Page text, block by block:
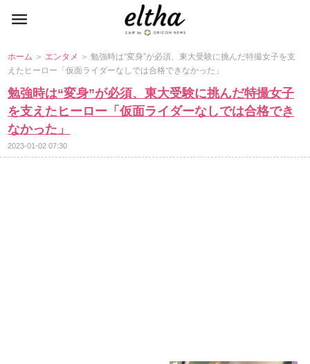
ホーム ＞ エンタメ ＞ 勉強時は“変身”が必須、東大受験に挑んだ特撮女子を支
えたヒーロー「仮面ライダーなしでは合格できなかった」
勉強時は“変身”が必須、東大受験に挑んだ特撮女子
を支えたヒーロー「仮面ライダーなしでは合格でき
なかった」
2023-01-02 07:30